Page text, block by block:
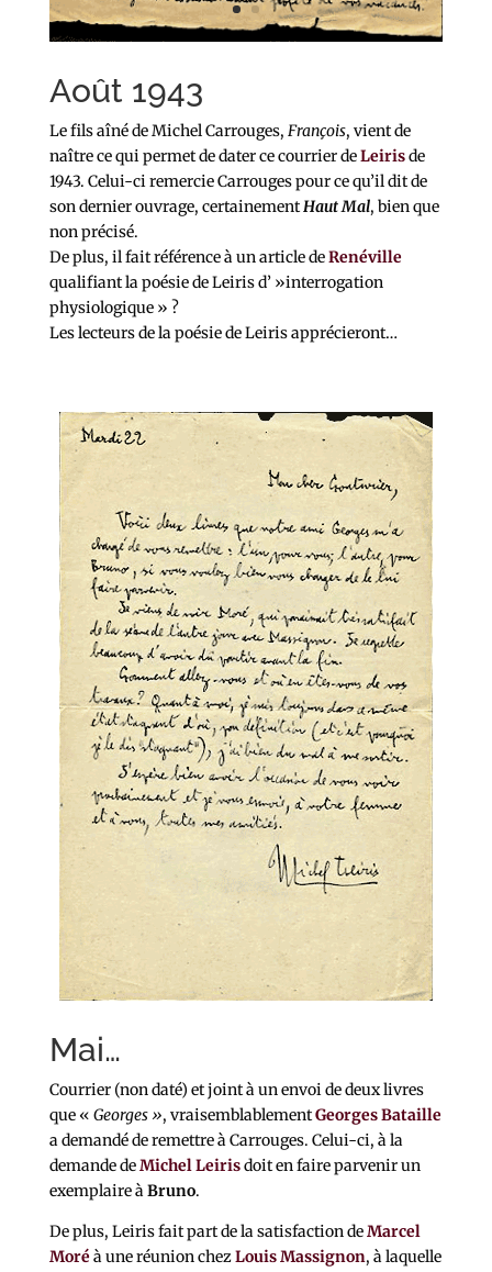
Août 1943
Le fils aîné de Michel Carrouges, François, vient de
naître ce qui permet de dater ce courrier deLeirisde
1943. Celui-ci remercie Carrouges pour ce qu’il dit de
son dernier ouvrage, certainementHaut Mal, bien que
non précisé.
De plus, il fait référence à un article deRenéville
qualifiant la poésie de Leiris d’ »interrogation
physiologique » ?
Les lecteurs de la poésie de Leiris apprécieront…
Mai…
Courrier (non daté) et joint à un envoi de deux livres
que « Georges », vraisemblablementGeorges Bataille
a demandé de remettre à Carrouges. Celui-ci, à la
demande deMichel Leirisdoit en faire parvenir un
exemplaire àBruno.
De plus, Leiris fait part de la satisfaction deMarcel
Moréà une réunion chezLouis Massignon, à laquelle